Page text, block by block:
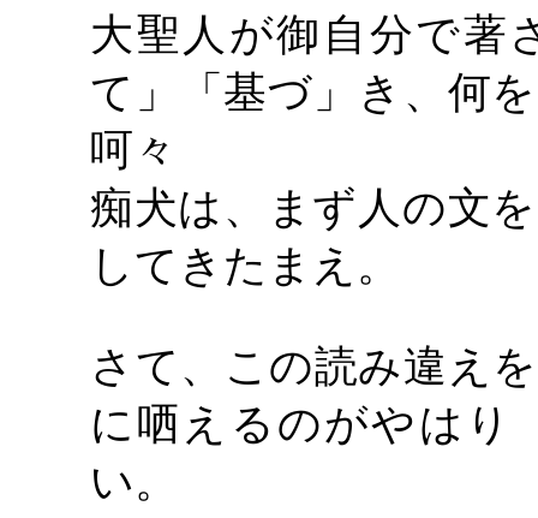
大聖人が御自分で著
て」「基づ」き、何
呵々
痴犬は、まず人の文
してきたまえ。
さて、この読み違え
に哂えるのがやはり
い。